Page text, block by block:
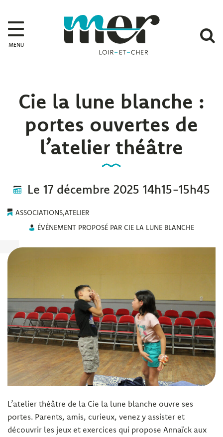
MENU
Cie la lune blanche :
portes ouvertes de
l’atelier théâtre
Le 17 décembre 2025 14h15-15h45
ASSOCIATIONS,ATELIER
ÉVÉNEMENT PROPOSÉ PAR CIE LA LUNE BLANCHE
L’atelier théâtre de la Cie la lune blanche ouvre ses
portes. Parents, amis, curieux, venez y assister et
découvrir les jeux et exercices qui propose Annaïck aux